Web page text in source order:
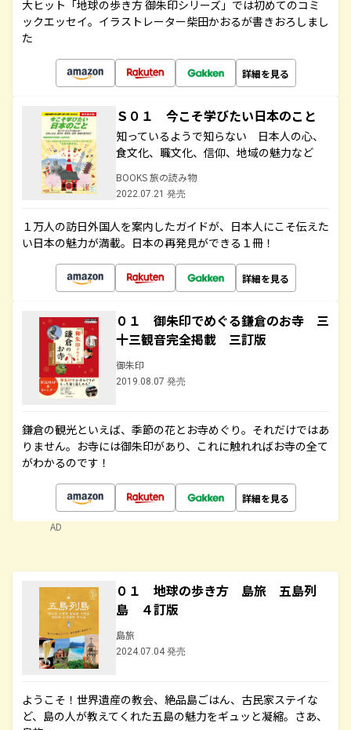
大ヒット「地球の歩き方 御朱印シリーズ」では初めてのコミ
ックエッセイ。イラストレーター柴田かおるが書きおろしまし
た
詳細を見る
Ｓ０１ 今こそ学びたい日本のこと
知っているようで知らない 日本人の心、
食文化、職文化、信仰、地域の魅力など
BOOKS 旅の読み物
2022.07.21 発売
１万人の訪日外国人を案内したガイドが、日本人にこそ伝えた
い日本の魅力が満載。日本の再発見ができる１冊！
詳細を見る
０１ 御朱印でめぐる鎌倉のお寺 三
十三観音完全掲載 三訂版
御朱印
2019.08.07 発売
鎌倉の観光といえば、季節の花とお寺めぐり。それだけではあ
りません。お寺には御朱印があり、これに触れればお寺の全て
がわかるのです！
詳細を見る
AD
０１ 地球の歩き方 島旅 五島列
島 ４訂版
島旅
2024.07.04 発売
ようこそ！世界遺産の教会、絶品島ごはん、古民家ステイな
ど、島の人が教えてくれた五島の魅力をギュッと凝縮。さあ、